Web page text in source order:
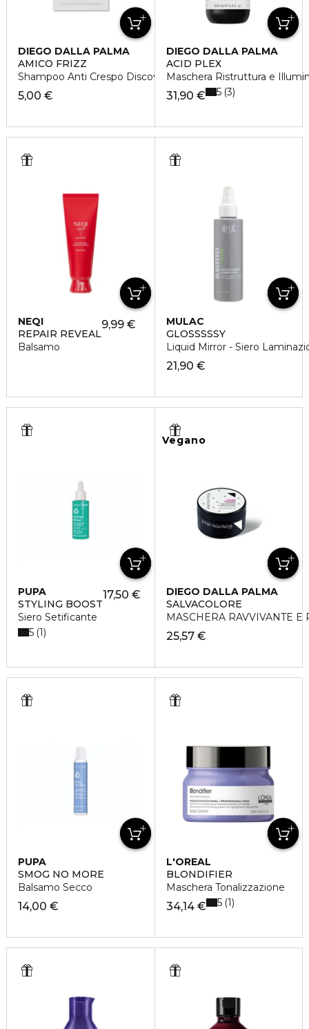
DIEGO DALLA PALMA
AMICO FRIZZ
Shampoo Anti Crespo Discovery
5,00 €
DIEGO DALLA PALMA
ACID PLEX
Maschera Ristruttura e
31,90 € 5 3
NEQI
REPAIR REVEAL
Balsamo
9,99 €
MULAC
GLOSSSSSY
Liquid Mirror - Siero
21,90 €
PUPA
STYLING BOOST
Siero Setificante
17,50 €
5 1
Vegano
DIEGO DALLA PALMA
SALVACOLORE
MASCHERA RAVVIVANTE E
25,57 €
PUPA
SMOG NO MORE
Balsamo Secco
14,00 €
L'OREAL
PROFESSIONNEL
BLONDIFIER
Maschera Tonalizzazione
34,14 € 5 1